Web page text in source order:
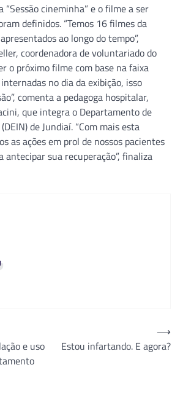
“Sessão cineminha” e o filme a ser
definidos. “Temos 16 filmes da
ao longo do tempo”,
coordenadora de voluntariado do
o próximo filme com base na faixa
no dia da exibição, isso
comenta a pedagoga hospitalar,
que integra o Departamento de
de Jundiaí. “Com mais esta
as ações em prol de nossos pacientes
antecipar sua recuperação”, finaliza
e uso
Estou infartando. E agora?
⟶